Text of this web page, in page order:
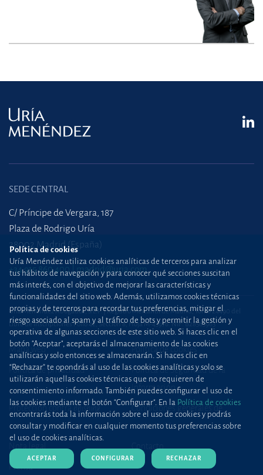
SEDE CENTRAL
C/ Príncipe de Vergara, 187
Plaza de Rodrigo Uría
28002 Madrid (España)
+34 915 860 400 madrid@uria.com
Uría Menéndez Abogados, S.L.P. | Registro Mercantil de Madrid, Tomo 24490 del
Libro de Inscripciones Folio 42, Sección 8, Hoja M-43976. NIF: B28563963
Mapa web Política de cookies
Política de privacidad
Política de Seguridad de la
Información
Protección contraphishing
Condiciones generales de
contratación
Prensa
Política de cookies
Uría Menéndez utiliza cookies analíticas de terceros para analizar
tus hábitos de navegación y para conocer qué secciones suscitan
más interés, con el objetivo de mejorar las características y
funcionalidades del sitio web. Además, utilizamos cookies técnicas
propias y de terceros para recordar tus preferencias, mitigar el
riesgo asociado al spam y al tráfico de bots y permitir la gestión y
operativa de algunas secciones de este sitio web. Si haces clic en el
botón "Aceptar", aceptarás el almacenamiento de las cookies
analíticas y solo entonces se almacenarán. Si haces clic en
“Rechazar” te opondrás al uso de las cookies analíticas y solo se
utilizarán aquellas cookies técnicas que no requieren de
consentimiento informado. También puedes configurar el uso de
las cookies mediante el botón "Configurar". En la Política de cookies
encontrarás toda la información sobre el uso de cookies y podrás
consultar y modificar en cualquier momento tus preferencias sobre
el uso de cookies analíticas.
ACEPTAR CONFIGURAR RECHAZAR